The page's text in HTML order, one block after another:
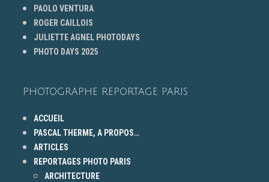
PAOLO VENTURA
ROGER CAILLOIS
JULIETTE AGNEL PHOTODAYS
PHOTO DAYS 2025
PHOTOGRAPHE REPORTAGE PARIS
ACCUEIL
PASCAL THERME, A PROPOS…
ARTICLES
REPORTAGES PHOTO PARIS
ARCHITECTURE